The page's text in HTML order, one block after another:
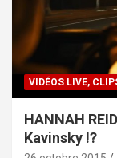
VIDÉOS LIVE,
HANNAH
Kavinsky !?